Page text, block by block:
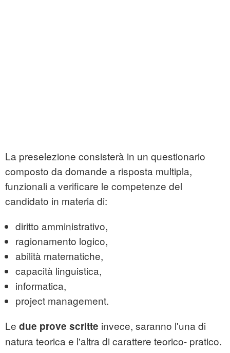
La preselezione consisterà in un questionario
composto da domande a risposta multipla,
funzionali a verificare le competenze del
candidato in materia di:
diritto amministrativo,
ragionamento logico,
abilità matematiche,
capacità linguistica,
informatica,
project management.
Le due prove scritte invece, saranno l'una di
natura teorica e l'altra di carattere teorico- pratico.